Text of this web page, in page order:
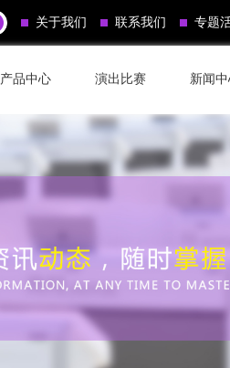
关于我们 联系我们 专题
产品中心 演出比赛 新闻